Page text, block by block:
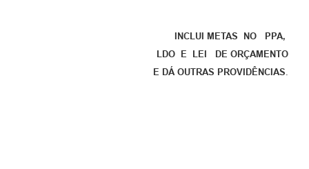
INCLUI METAS NO PPA,
LDO E LEI DE ORÇAMENTO
E DÁ OUTRAS PROVIDÊNCIAS